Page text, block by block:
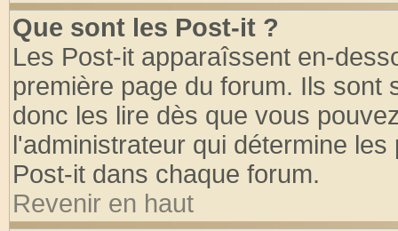
Que sont les Post-it ?
Les Post-it apparaîssent en-
première page du forum. Ils
donc les lire dès que vous
l'administrateur qui détermine
Post-it dans chaque forum.
Revenir en haut